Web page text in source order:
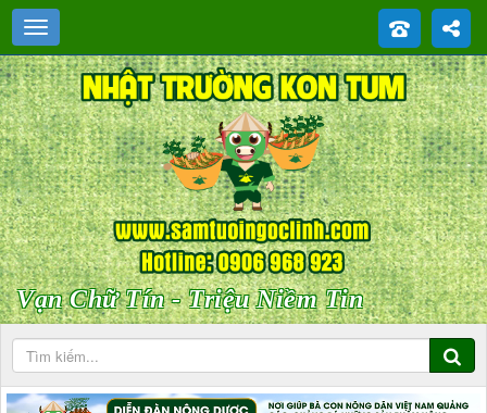
Vạn Chữ Tín - Triệu Niềm Tin